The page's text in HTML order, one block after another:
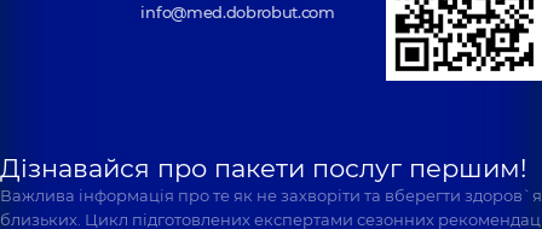
info@med.dobrobut.com
Дізнавайся про пакети послуг першим!
Важлива інформація про те як не захворіти та вберегти
близьких. Цикл підготовлених експертами сезонних